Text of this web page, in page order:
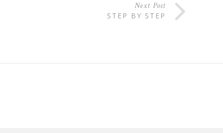
Next Post
STEP BY STEP